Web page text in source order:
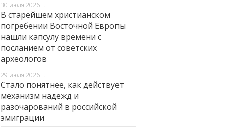
30 июля 2026 г.
В старейшем христианском
погребении Восточной Европы
нашли капсулу времени с
посланием от советских
археологов
29 июля 2026 г.
Стало понятнее, как действует
механизм надежд и
разочарований в российской
эмиграции